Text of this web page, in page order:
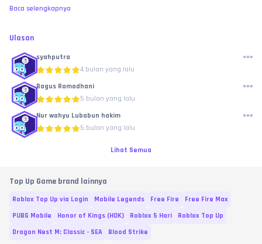
Baca selengkapnya
Ulasan
syahputra
4 bulan yang lalu
Bagus Ramadhani
5 bulan yang lalu
Nur wahyu Lubabun hakim
5 bulan yang lalu
Lihat Semua
Top Up Game brand lainnya
Roblox Top Up via Login Mobile Legends Free Fire
Free Fire Max
PUBG Mobile
Honor of Kings (HOK) Roblox 5 Hari
Roblox Top Up
Dragon Nest M: Classic - SEA
Blood Strike